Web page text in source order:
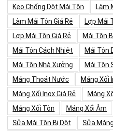
Keo Chống Dột Mái Tôn
Làm
Làm Mái Tôn Giá Rẻ
Lợp Mái
Lợp Mái Tôn Giá Rẻ
Mái Tôn
Mái Tôn Cách Nhiệt
Mái Tôn
Mái Tôn Nhà Xưởng
Mái Tôn
Máng Thoát Nước
Máng Xối
Máng Xối Inox Giá Rẻ
Máng
Máng Xối Tôn
Máng Xối Âm
Sửa Mái Tôn Bị Dột
Sửa